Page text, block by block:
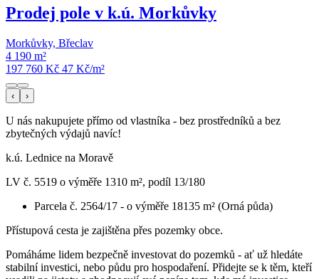
Prodej pole v k.ú. Morkůvky
Morkůvky, Břeclav
4 190 m²
197 760 Kč 47 Kč/m²
‹ ›
U nás nakupujete přímo od vlastníka - bez prostředníků a bez
zbytečných výdajů navíc!
k.ú. Lednice na Moravě
LV č. 5519 o výměře 1310 m², podíl 13/180
Parcela č. 2564/17 - o výměře 18135 m² (Orná půda)
Přístupová cesta je zajištěna přes pozemky obce.
Pomáháme lidem bezpečně investovat do pozemků - ať už hledáte
stabilní investici, nebo půdu pro hospodaření. Přidejte se k těm, kteří